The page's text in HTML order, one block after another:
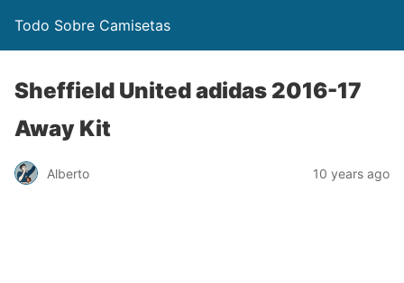
Todo Sobre Camisetas
Sheffield United adidas 2016-17
Away Kit
Alberto 10 years ago